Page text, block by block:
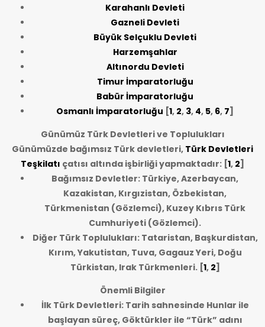
Karahanlı Devleti
Gazneli Devleti
Büyük Selçuklu Devleti
Harzemşahlar
Altınordu Devleti
Timur İmparatorluğu
Babür İmparatorluğu
Osmanlı İmparatorluğu [1, 2, 3, 4, 5, 6, 7]
Günümüz Türk Devletleri ve Toplulukları
Günümüzde bağımsız Türk devletleri, Türk Devletleri
Teşkilatı çatısı altında işbirliği yapmaktadır: [1, 2]
Bağımsız Devletler: Türkiye, Azerbaycan,
Kazakistan, Kırgızistan, Özbekistan,
Türkmenistan (Gözlemci), Kuzey Kıbrıs Türk
Cumhuriyeti (Gözlemci).
Diğer Türk Toplulukları: Tataristan, Başkurdistan,
Kırım, Yakutistan, Tuva, Gagauz Yeri, Doğu
Türkistan, Irak Türkmenleri.[1, 2]
Önemli Bilgiler
İlk Türk Devletleri: Tarih sahnesinde Hunlar ile
başlayan süreç, Göktürkler ile “Türk” adını